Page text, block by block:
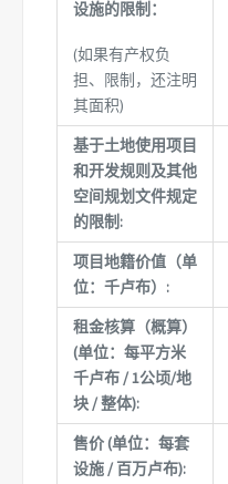
设施的限制：
(如果有产权负
担、限制，还注明
其面积)
基于土地使用项目
和开发规则及其他
空间规划文件规定
的限制:
项目地籍价值（单
位：千卢布）:
租金核算（概算）
(单位：每平方米
千卢布 / 1公顷/地
块 / 整体):
售价 (单位：每套
设施 / 百万卢布):